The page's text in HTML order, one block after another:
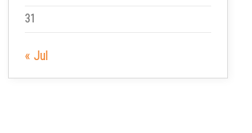
31
« Jul